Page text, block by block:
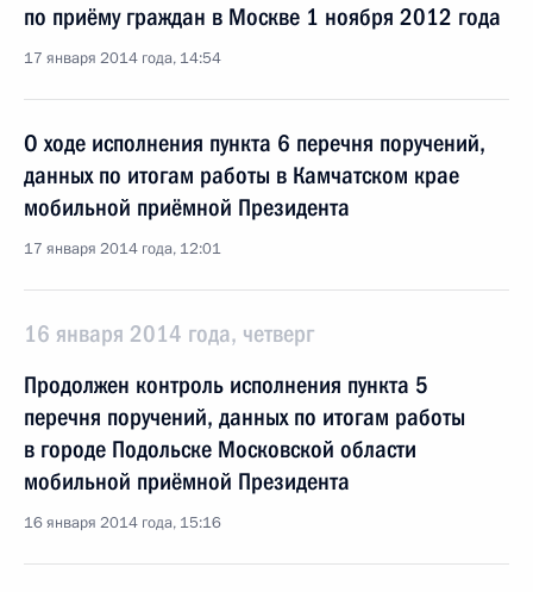
по приёму граждан в Москве 1 ноября 2012 года
17 января 2014 года, 14:54
О ходе исполнения пункта 6 перечня поручений,
данных по итогам работы в Камчатском крае
мобильной приёмной Президента
17 января 2014 года, 12:01
16 января 2014 года, четверг
Продолжен контроль исполнения пункта 5
перечня поручений, данных по итогам работы
в городе Подольске Московской области
мобильной приёмной Президента
16 января 2014 года, 15:16